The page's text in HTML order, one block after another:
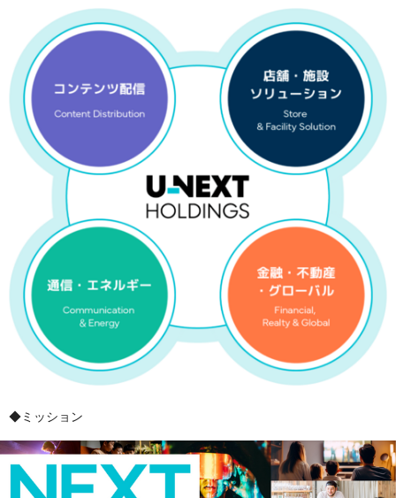
◆ミッション